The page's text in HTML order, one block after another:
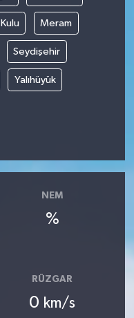
Kulu Meram
Seydişehir
Yalıhüyük
NEM
%
RÜZGAR
0 km/s